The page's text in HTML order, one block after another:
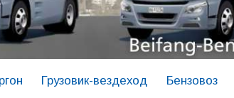
Грузовик-вездеход Бензовоз